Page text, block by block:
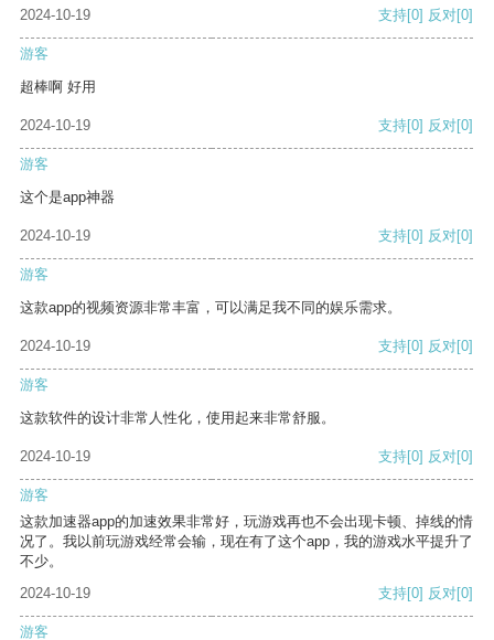
2024-10-19
支持[0] 反对[0]
游客
超棒啊 好用
2024-10-19 支持[0] 反对[0]
游客
这个是app神器
2024-10-19 支持[0] 反对[0]
游客
这款app的视频资源非常丰富，可以满足我不同的娱乐需求。
2024-10-19 支持[0] 反对[0]
游客
这款软件的设计非常人性化，使用起来非常舒服。
2024-10-19 支持[0] 反对[0]
游客
这款加速器app的加速效果非常好，玩游戏再也不会出现卡顿、掉线的情
况了。我以前玩游戏经常会输，现在有了这个app，我的游戏水平提升了
不少。
2024-10-19
支持[0] 反对[0]
游客